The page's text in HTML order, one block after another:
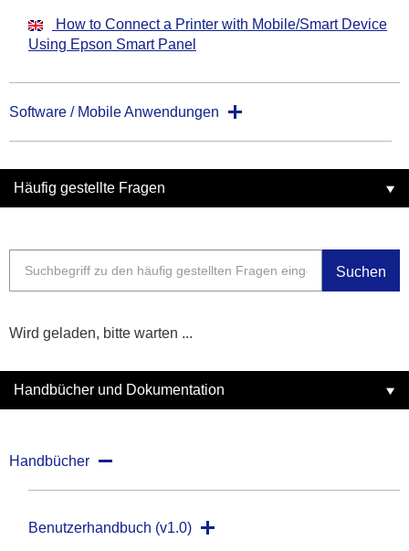
How to Connect a Printer with Mobile/Smart Device
Using Epson Smart Panel
Software / Mobile Anwendungen
Häufig gestellte Fragen
Suchen
Wird geladen, bitte warten ...
Handbücher und Dokumentation
Handbücher
Benutzerhandbuch (v1.0)